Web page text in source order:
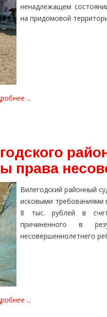
ненадлежащем
на придомовой
...
права
Вилегодский районный
исковыми требованиями
8 тыс. рублей в счет
причиненного в
несовершеннолетнего
...